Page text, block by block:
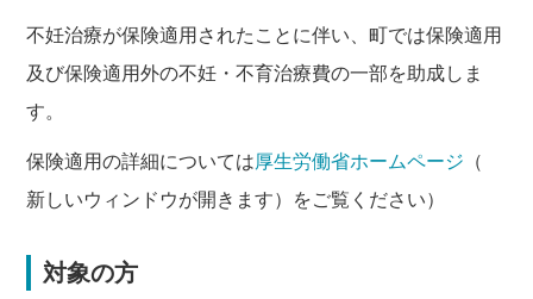
不妊治療が保険適用されたことに伴い、町では保険適用
及び保険適用外の不妊・不育治療費の一部を助成しま
す。
保険適用の詳細については厚生労働省ホームページ （
新しいウィンドウが開きます）をご覧ください）
対象の方